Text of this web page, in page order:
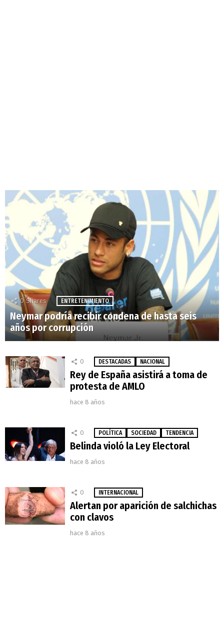
0 Shares ENTRETENIMIENTO
Neymar podría recibir condena de hasta seis
años por corrupción
0 DESTACADAS NACIONAL
Rey de España asistirá a toma de
protesta de AMLO
hace 8 años
0 POLÍTICA SOCIEDAD TENDENCIA
Belinda violó la Ley Electoral
hace 8 años
0 INTERNACIONAL
Alertan por aparición de salchichas
con clavos
hace 8 años